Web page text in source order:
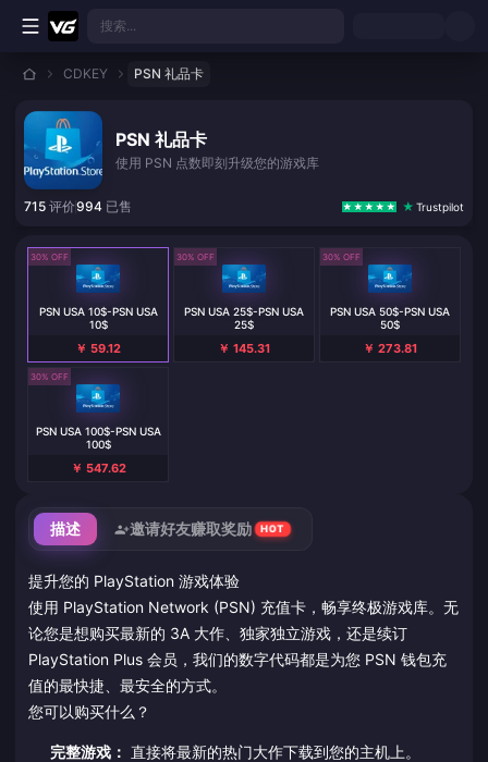
跳转至主要内容
搜索...
CDKEY PSN 礼品卡
PSN 礼品卡
使用 PSN 点数即刻升级您的游戏库
715 评价994 已售 Trustpilot
描述 邀请好友赚取奖励 HOT
提升您的 PlayStation 游戏体验
使用 PlayStation Network (PSN) 充值卡，畅享终极游戏库。无
论您是想购买最新的 3A 大作、独家独立游戏，还是续订
PlayStation Plus 会员，我们的数字代码都是为您 PSN 钱包充
值的最快捷、最安全的方式。
您可以购买什么？
完整游戏： 直接将最新的热门大作下载到您的主机上。
30% OFF
PSN USA 10$-PSN USA
10$
￥ 59.12
30% OFF
PSN USA 25$-PSN USA
25$
￥ 145.31
30% OFF
PSN USA 50$-PSN USA
50$
￥ 273.81
30% OFF
PSN USA 100$-PSN USA
100$
￥ 547.62